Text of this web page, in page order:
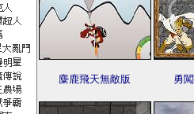
麋鹿飛天無敵版 勇